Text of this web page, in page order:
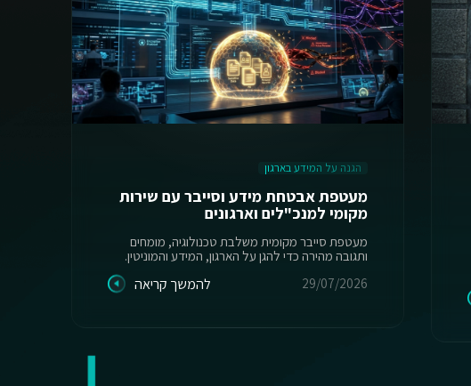
הגנה על המידע בארגון
מעטפת אבטחת מידע וסייבר עם שירות
מקומי למנכ"לים וארגונים
מעטפת סייבר מקומית משלבת טכנולוגיה, מומחים
ותגובה מהירה כדי להגן על הארגון, המידע והמוניטין.
29/07/2026
להמשך קריאה